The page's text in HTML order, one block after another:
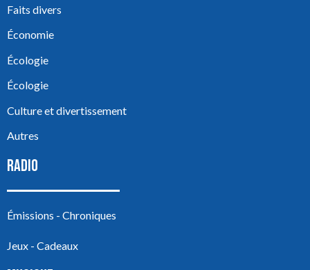
Faits divers
Économie
Écologie
Écologie
Culture et divertissement
Autres
RADIO
Émissions - Chroniques
Jeux - Cadeaux